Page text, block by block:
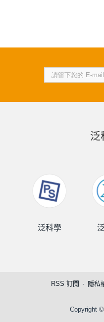
泛
泛科學
RSS 訂閱 隱私
Copyright